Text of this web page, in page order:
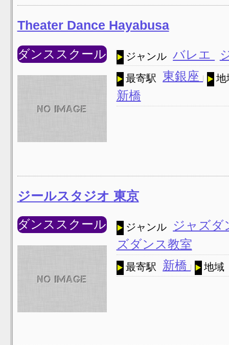
Theater Dance Hayabusa
ダンススクール ジャンル バレエ
最寄駅 東銀座 地
新橋
ジールスタジオ 東京
ダンススクール ジャンル
ジャズ
ズダンス教室
最寄駅 新橋 地域